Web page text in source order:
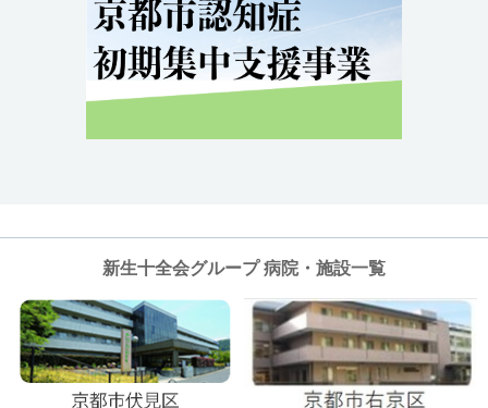
新生十全会グループ 病院・施設一覧